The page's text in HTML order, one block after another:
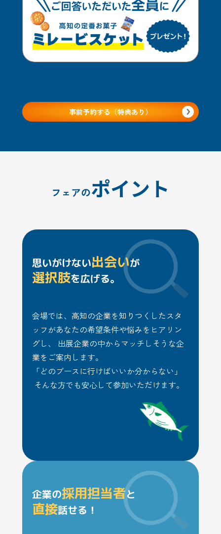
事前予約する（特典あり）
フェアのポイント
思いがけない出会いが
選択肢を広げる。
会場では、高知の企業を知りつくしたスタ
ッフがあなたの希望条件や悩みをヒアリン
グし、 出展企業の中からマッチしそうな企
業をご案内します。
「どのブースに行けばいいか分からない」
そんな方でも安心して参加いただけます。
企業の採用担当者と
直接話せる！